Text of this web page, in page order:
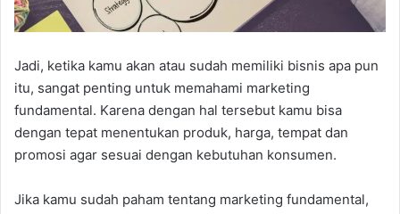
Jadi, ketika kamu akan atau sudah memiliki bisnis apa pun
itu, sangat penting untuk memahami marketing
fundamental. Karena dengan hal tersebut kamu bisa
dengan tepat menentukan produk, harga, tempat dan
promosi agar sesuai dengan kebutuhan konsumen.
Jika kamu sudah paham tentang marketing fundamental,